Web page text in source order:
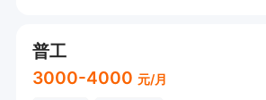
普工
3000-4000 元/月